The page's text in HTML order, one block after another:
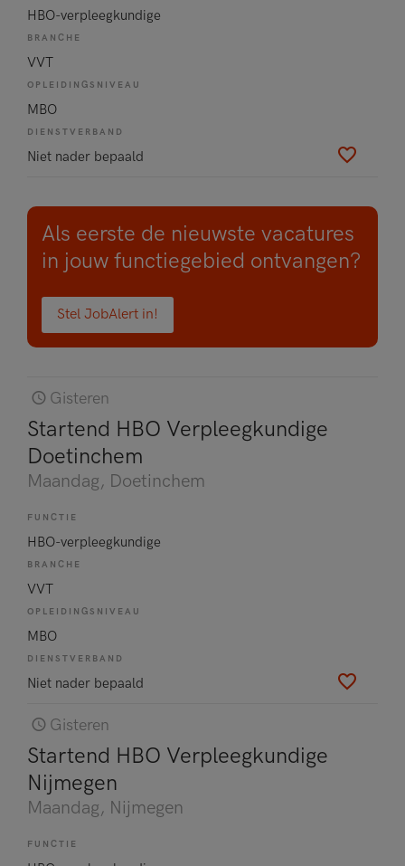
HBO-verpleegkundige
BRANCHE
VVT
OPLEIDINGSNIVEAU
MBO
DIENSTVERBAND
Niet nader bepaald
Als eerste de nieuwste vacatures
in jouw functiegebied ontvangen?
Stel JobAlert in!
Gisteren
Startend HBO Verpleegkundige
Doetinchem
Maandag, Doetinchem
FUNCTIE
HBO-verpleegkundige
BRANCHE
VVT
OPLEIDINGSNIVEAU
MBO
DIENSTVERBAND
Niet nader bepaald
Gisteren
Startend HBO Verpleegkundige
Nijmegen
Maandag, Nijmegen
FUNCTIE